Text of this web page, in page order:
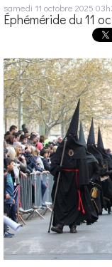
samedi 11 octobre 2025
Éphéméride du 11